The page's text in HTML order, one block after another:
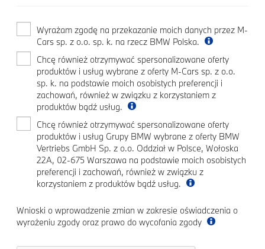
Wyrażam zgodę na przekazanie moich danych przez M-
Cars sp. z o.o. sp. k. na rzecz BMW Polska.
Chcę również otrzymywać spersonalizowane oferty
produktów i usług wybrane z oferty M-Cars sp. z o.o.
sp. k. na podstawie moich osobistych preferencji i
zachowań, również w związku z korzystaniem z
produktów bądź usług.
Chcę również otrzymywać spersonalizowane oferty
produktów i usług Grupy BMW wybrane z oferty BMW
Vertriebs GmbH Sp. z o.o. Oddział w Polsce, Wołoska
22A, 02-675 Warszawa na podstawie moich osobistych
preferencji i zachowań, również w związku z
korzystaniem z produktów bądź usług.
Wnioski o wprowadzenie zmian w zakresie oświadczenia o
wyrażeniu zgody oraz prawo do wycofania zgody